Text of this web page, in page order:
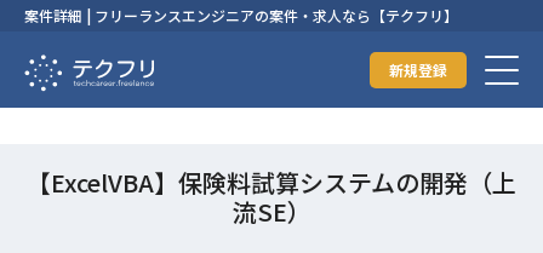
案件詳細 | フリーランスエンジニアの案件・求人なら【テクフリ】
新規登録
【ExcelVBA】保険料試算システムの開発（上
流SE）